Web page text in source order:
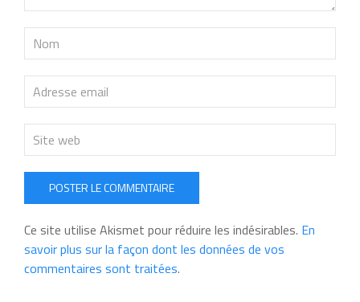
POSTER LE COMMENTAIRE
Ce site utilise Akismet pour réduire les indésirables. En
savoir plus sur la façon dont les données de vos
commentaires sont traitées.